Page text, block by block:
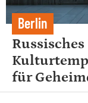
Berlin
für